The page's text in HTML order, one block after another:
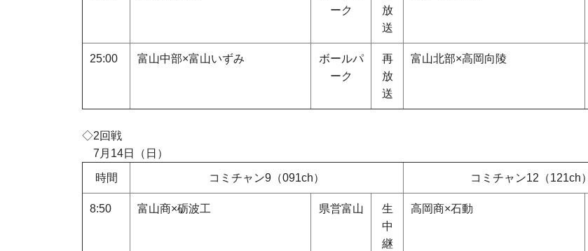
ーク
放
送
25:00 富山中部×富山いずみ
ボールパ
ーク
再
放
送
富山北部×高岡向陵
◇2回戦
7月 14日（日）
時間 コミチャン9（091ch） コミチャン12（121ch）
8:50 富山商×砺波工 県営富山
生
中
継
高岡商×石動